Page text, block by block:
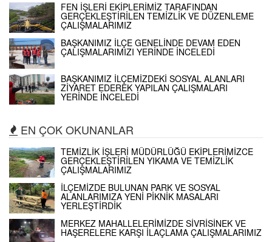
FEN İŞLERİ EKİPLERİMİZ TARAFINDAN
GERÇEKLEŞTİRİLEN TEMİZLİK VE DÜZENLEME
ÇALIŞMALARIMIZ
BAŞKANIMIZ İLÇE GENELİNDE DEVAM EDEN
ÇALIŞMALARIMIZI YERİNDE İNCELEDİ
BAŞKANIMIZ İLÇEMİZDEKİ SOSYAL ALANLARI
ZİYARET EDEREK YAPILAN ÇALIŞMALARI
YERİNDE İNCELEDİ
EN ÇOK OKUNANLAR
TEMİZLİK İŞLERİ MÜDÜRLÜĞÜ EKİPLERİMİZCE
GERÇEKLEŞTİRİLEN YIKAMA VE TEMİZLİK
ÇALIŞMALARIMIZ
İLÇEMİZDE BULUNAN PARK VE SOSYAL
ALANLARIMIZA YENİ PİKNİK MASALARI
YERLEŞTİRDİK
MERKEZ MAHALLELERİMİZDE SİVRİSİNEK VE
HAŞERELERE KARŞI İLAÇLAMA ÇALIŞMALARIMIZ